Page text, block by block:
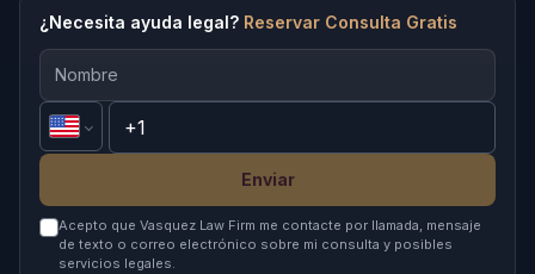
¿Necesita ayuda legal? Reservar Consulta Gratis
Enviar
Acepto que Vasquez Law Firm me contacte por llamada, mensaje
de texto o correo electrónico sobre mi consulta y posibles
servicios legales.